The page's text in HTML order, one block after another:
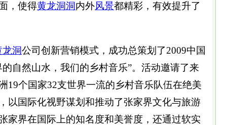
，使得黄龙洞洞内外风景都精彩，有效提升了
龙洞公司创新营销模式，成功总策划了2009中国
自然山水，我们的乡村音乐”。活动邀请了来
19个国家32支世界一流的乡村音乐队伍在绝美
以国际化视野谋划和推动了张家界文化与旅游
家界在国际上的知名度和美誉度，还通过软实